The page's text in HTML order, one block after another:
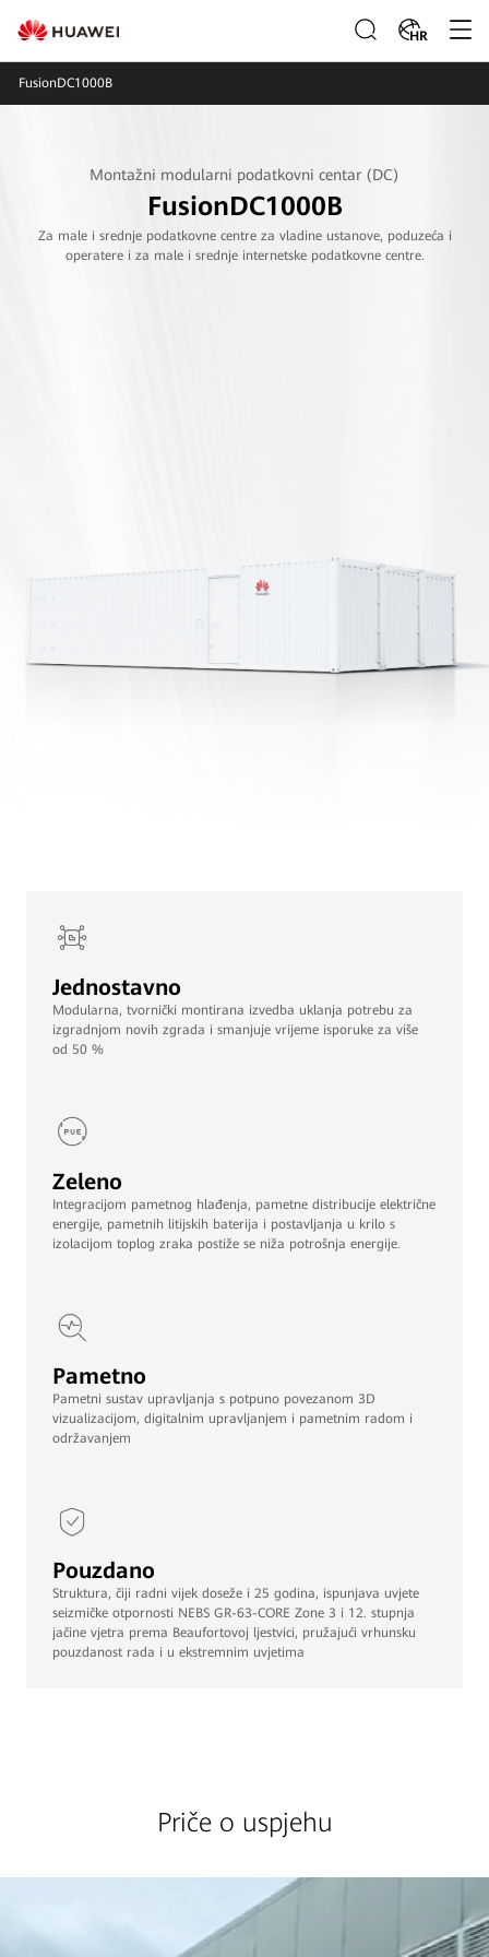
HR
FusionDC1000B
Montažni modularni podatkovni centar (DC)
FusionDC1000B
Za male i srednje podatkovne centre za vladine ustanove, poduzeća i
operatere i za male i srednje internetske podatkovne centre.
Jednostavno
Modularna, tvornički montirana izvedba uklanja potrebu za
izgradnjom novih zgrada i smanjuje vrijeme isporuke za više
od 50 %
Zeleno
Integracijom pametnog hlađenja, pametne distribucije električne
energije, pametnih litijskih baterija i postavljanja u krilo s
izolacijom toplog zraka postiže se niža potrošnja energije.
Pametno
Pametni sustav upravljanja s potpuno povezanom 3D
vizualizacijom, digitalnim upravljanjem i pametnim radom i
održavanjem
Pouzdano
Struktura, čiji radni vijek doseže i 25 godina, ispunjava uvjete
seizmičke otpornosti NEBS GR-63-CORE Zone 3 i 12. stupnja
jačine vjetra prema Beaufortovoj ljestvici, pružajući vrhunsku
pouzdanost rada i u ekstremnim uvjetima
Priče o uspjehu